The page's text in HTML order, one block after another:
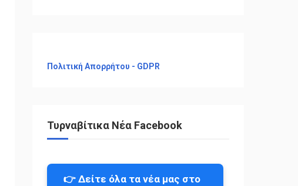
Πολιτική Απορρήτου - GDPR
Τυρναβίτικα Νέα Facebook
👉 Δείτε όλα τα νέα μας στο